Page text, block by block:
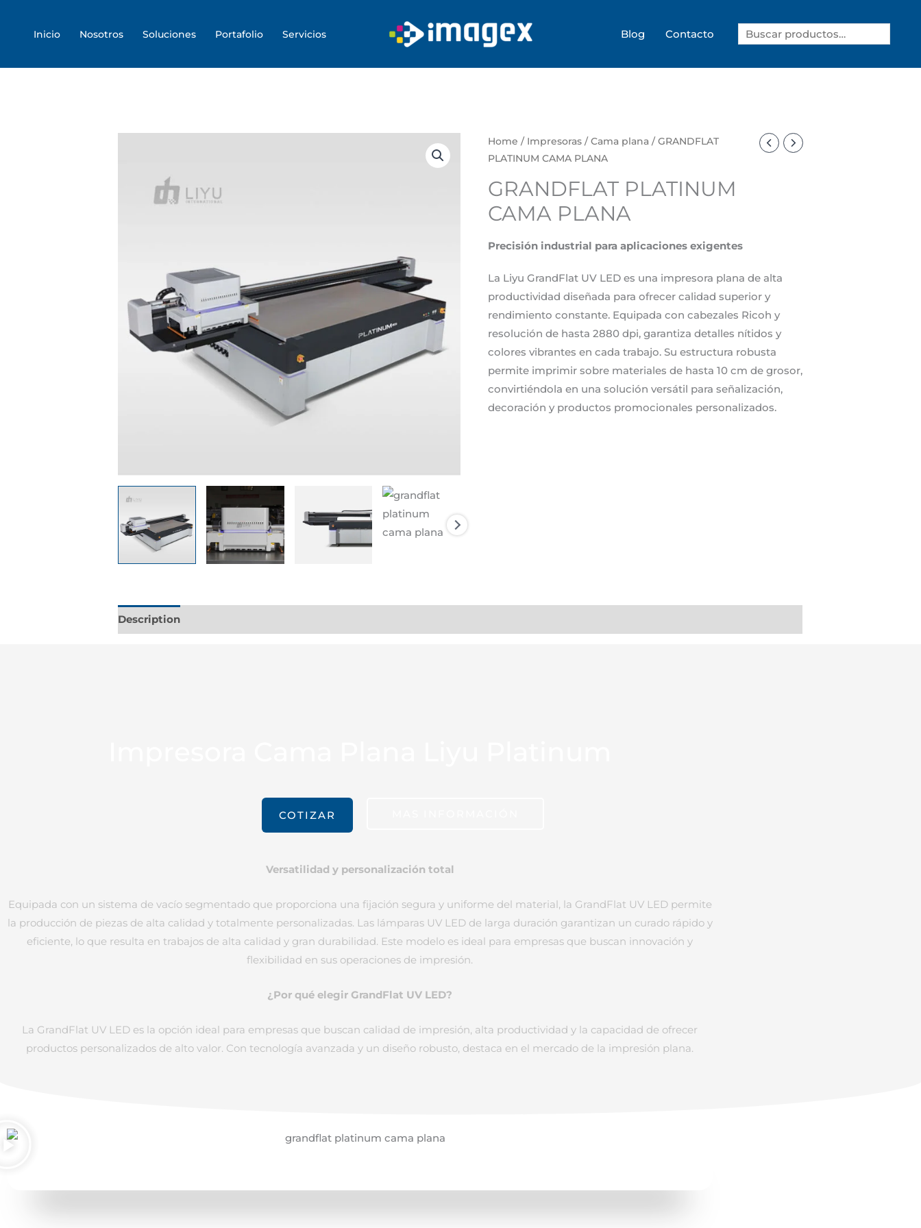
Inicio Nosotros Soluciones Portafolio Servicios Blog Contacto
Home / Impresoras / Cama plana / GRANDFLAT
PLATINUM CAMA PLANA
GRANDFLAT PLATINUM
CAMA PLANA
Precisión industrial para aplicaciones exigentes
La Liyu GrandFlat UV LED es una impresora plana de alta
productividad diseñada para ofrecer calidad superior y
rendimiento constante. Equipada con cabezales Ricoh y
resolución de hasta 2880 dpi, garantiza detalles nítidos y
colores vibrantes en cada trabajo. Su estructura robusta
permite imprimir sobre materiales de hasta 10 cm de grosor,
convirtiéndola en una solución versátil para señalización,
decoración y productos promocionales personalizados.
Description
COTIZAR
Versatilidad y personalización total
Equipada con un sistema de vacío segmentado que proporciona una fijación segura y uniforme del material, la GrandFlat UV LED permite
la producción de piezas de alta calidad y totalmente personalizadas. Las lámparas UV LED de larga duración garantizan un curado rápido y
eficiente, lo que resulta en trabajos de alta calidad y gran durabilidad. Este modelo es ideal para empresas que buscan innovación y
flexibilidad en sus operaciones de impresión.
¿Por qué elegir GrandFlat UV LED?
La GrandFlat UV LED es la opción ideal para empresas que buscan calidad de impresión, alta productividad y la capacidad de ofrecer
productos personalizados de alto valor. Con tecnología avanzada y un diseño robusto, destaca en el mercado de la impresión plana.